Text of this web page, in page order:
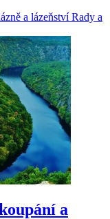
a lázeňství Rady a
a